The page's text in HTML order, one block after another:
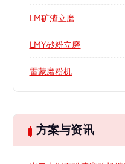
LM矿渣立磨
LMY砂粉立磨
雷蒙磨粉机
方案与资讯